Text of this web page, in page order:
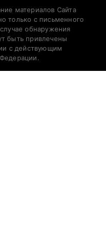
материалов Сайта
только с письменного
обнаружения
быть привлечены
с действующим